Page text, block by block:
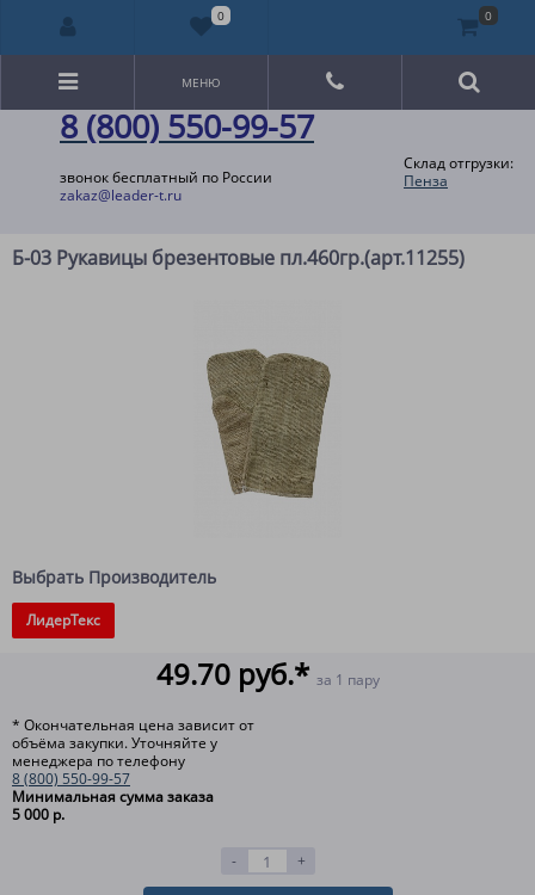
8 (800) 550-99-57
звонок бесплатный по России
zakaz@leader-t.ru
Склад отгрузки:
Пенза
МЕНЮ
Б-03 Рукавицы брезентовые пл.460гр.(арт.11255)
Выбрать Производитель
ЛидерТекс
49.70 руб.* за 1 пару
* Окончательная цена зависит от
объёма закупки. Уточняйте у
менеджера по телефону
8 (800) 550-99-57
Минимальная сумма заказа
5 000 р.
- +
0 0